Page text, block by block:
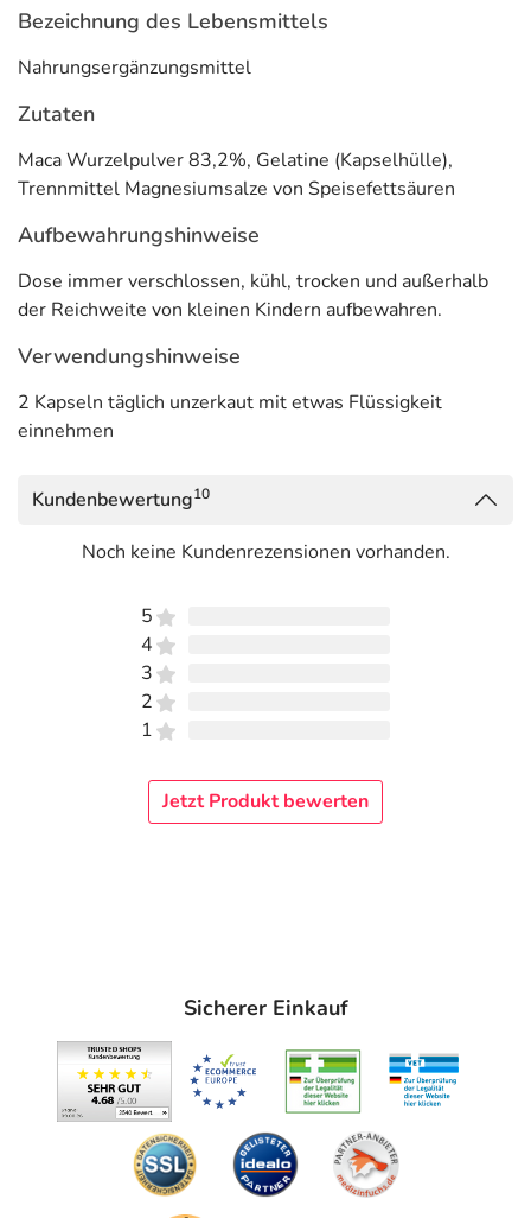
Bezeichnung des Lebensmittels
Nahrungsergänzungsmittel
Zutaten
Maca Wurzelpulver 83,2%, Gelatine (Kapselhülle),
Trennmittel Magnesiumsalze von Speisefettsäuren
Aufbewahrungshinweise
Dose immer verschlossen, kühl, trocken und außerhalb
der Reichweite von kleinen Kindern aufbewahren.
Verwendungshinweise
2 Kapseln täglich unzerkaut mit etwas Flüssigkeit
einnehmen
Kundenbewertung10
Noch keine Kundenrezensionen vorhanden.
5
4
3
2
1
Jetzt Produkt bewerten
Sicherer Einkauf